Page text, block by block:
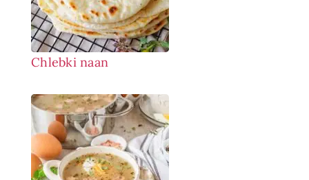
Chlebki naan